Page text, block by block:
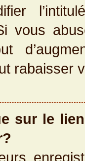
vous
rabaisser
sur le